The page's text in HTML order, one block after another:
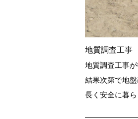
地質調査工事
地質調査工事が
結果次第で地盤
長く安全に暮